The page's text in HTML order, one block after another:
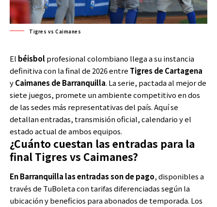
Tigres vs Caimanes
El béisbol profesional colombiano llega a su instancia
definitiva con la final de 2026 entre Tigres de Cartagena
yCaimanes de Barranquilla. La serie, pactada al mejor de
siete juegos, promete un ambiente competitivo en dos
de las sedes más representativas del país. Aquí se
detallan entradas, transmisión oficial, calendario y el
estado actual de ambos equipos.
¿Cuánto cuestan las entradas para la
final Tigres vs Caimanes?
En Barranquilla las entradas son de pago, disponibles a
través de TuBoleta con tarifas diferenciadas según la
ubicación y beneficios para abonados de temporada. Los